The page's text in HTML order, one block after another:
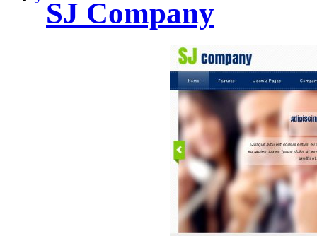
SJ Company